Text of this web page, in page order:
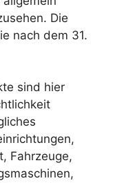
Die
nach dem 31.
sind hier
Fahrzeuge,